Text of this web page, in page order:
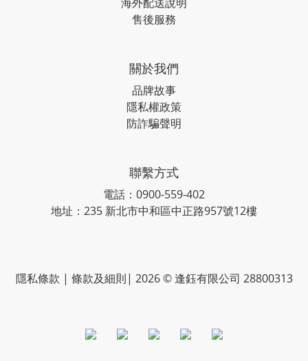
售後服務
關於我們
品牌故事
隱私權政策
防詐騙聲明
聯繫方式
電話：0900-559-402
地址：235 新北市中和區中正路957號12樓
隱私條款 | 條款及細則| 2026 © 逢鈺有限公司 28800313